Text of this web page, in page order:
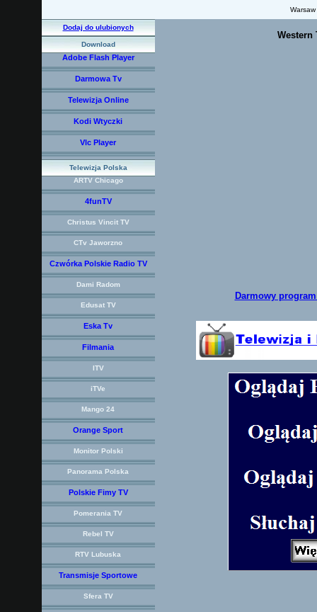
Dodaj do ulubionych
Download
Adobe Flash Player
Darmowa Tv
Telewizja Online
Kodi Wtyczki
Vlc Player
Telewizja Polska
ARTV Chicago
4funTV
Christus Vincit TV
CTv Jaworzno
Czwórka Polskie Radio TV
Dami Radom
Edusat TV
Eska Tv
Filmania
ITV
iTVe
Mango 24
Orange Sport
Monitor Polski
Panorama Polska
Polskie Fimy TV
Pomerania TV
Rebel TV
RTV Lubuska
Transmisje Sportowe
Sfera TV
Western
Darmowy